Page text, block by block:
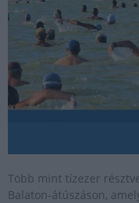
Több mint tízezer
Balaton-átúszáson,